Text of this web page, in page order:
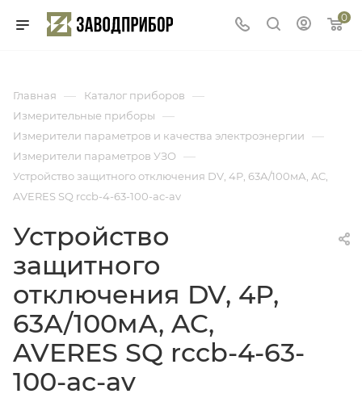
0
Главная — Каталог приборов —
Измерительные приборы —
Измерители параметров и качества электроэнергии —
Измерители параметров УЗО —
Устройство защитного отключения DV, 4P, 63А/100мА, AC,
AVERES SQ rccb-4-63-100-ac-av
Устройство
защитного
отключения DV, 4P,
63А/100мА, AC,
AVERES SQ rccb-4-63-
100-ac-av